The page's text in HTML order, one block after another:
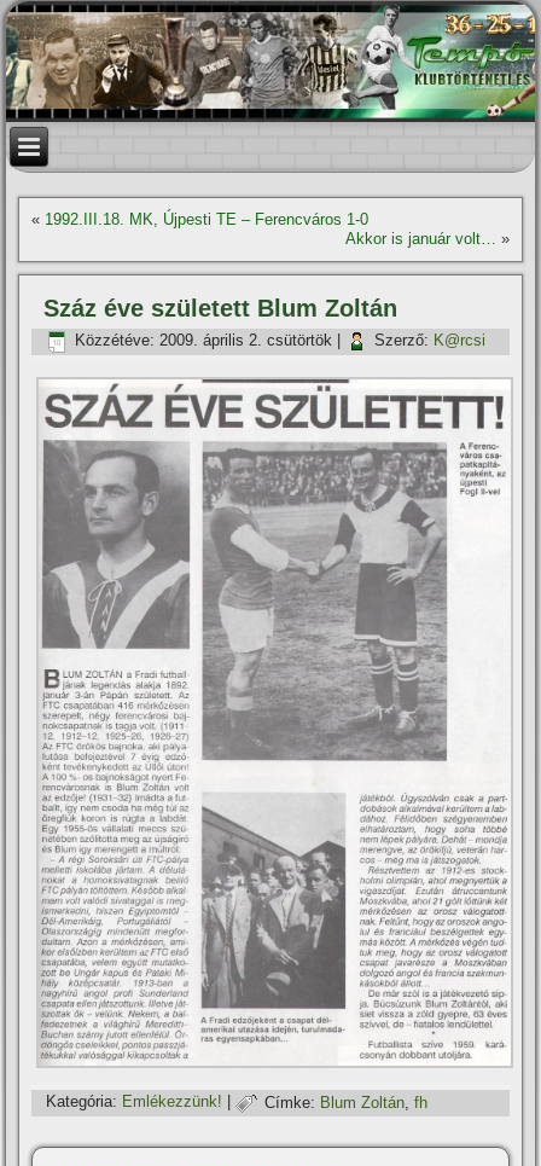
« 1992.III.18. MK, Újpesti TE – Ferencváros 1-0
Akkor is január volt… »
Száz éve született Blum Zoltán
Közzétéve: 2009. április 2. csütörtök Szerző: K@rcsi
Kategória: Emlékezzünk! | Címke: Blum Zoltán ,fh